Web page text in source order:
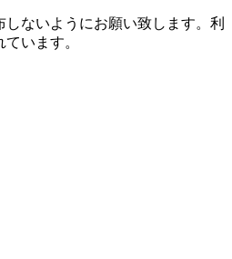
ないようにお願い致します。利
います。